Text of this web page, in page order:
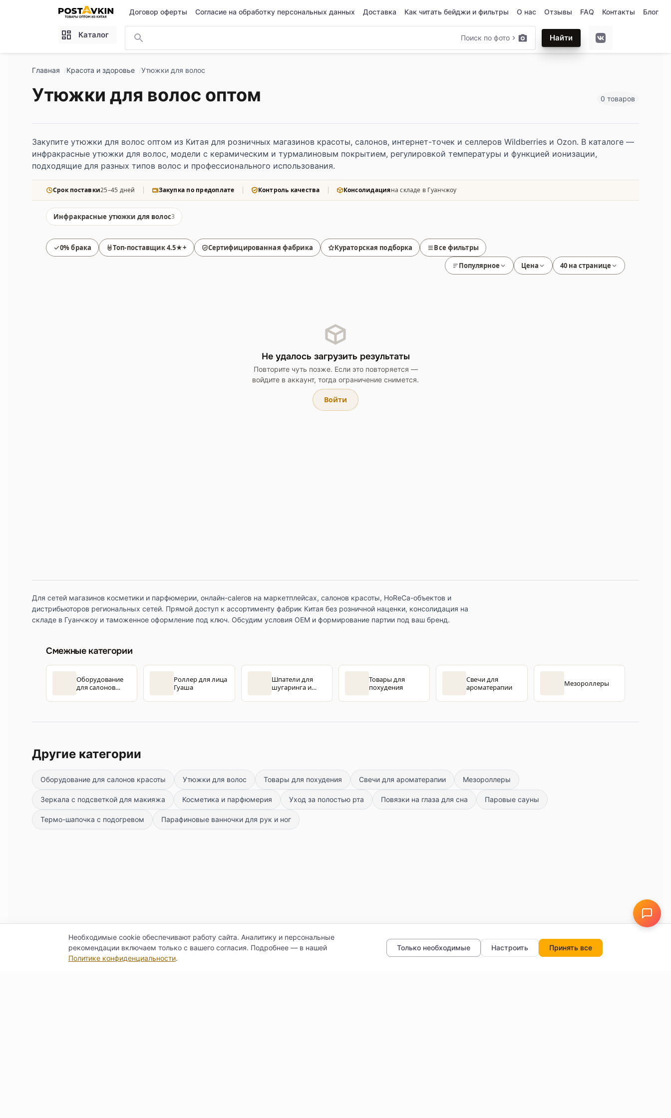
Перейти к основному содержимому
Договор оферты Согласие на обработку персональных данных Доставка Как читать бейджи и фильтры О нас Отзывы FAQ Контакты Блог
Каталог Поиск по фото Найти
Главная Красота и здоровье Утюжки для волос
Утюжки для волос оптом 0 товаров
Закупите утюжки для волос оптом из Китая для розничных магазинов красоты, салонов, интернет-точек и селлеров Wildberries и Ozon. В каталоге —
инфракрасные утюжки для волос, модели с керамическим и турмалиновым покрытием, регулировкой температуры и функцией ионизации,
подходящие для разных типов волос и профессионального использования.
Срок поставки25–45 дней Закупка по предоплате Контроль качества Консолидацияна складе в Гуанчжоу
Инфракрасные утюжки для волос3
0% брака Топ-поставщик 4.5★+ Сертифицированная фабрика Кураторская подборка
Все фильтры
Популярное
Цена 40 на странице
Не удалось загрузить результаты
Повторите чуть позже. Если это повторяется —
войдите в аккаунт, тогда ограничение снимется.
Войти
Для сетей магазинов косметики и парфюмерии, онлайн-сalerов на маркетплейсах, салонов красоты, HoReCa-объектов и
дистрибьюторов региональных сетей. Прямой доступ к ассортименту фабрик Китая без розничной наценки, консолидация на
складе в Гуанчжоу и таможенное оформление под ключ. Обсудим условия OEM и формирование партии под ваш бренд.
Смежные категории
Оборудование
для салонов
Роллер для лица
Гуаша
Шпатели для
шугаринга и
восковой
эпиляции
Товары для
похудения
Свечи для
ароматерапии
Мезороллеры
Другие категории
Оборудование для салонов красоты Утюжки для волос Товары для похудения Свечи для ароматерапии Мезороллеры
Зеркала с подсветкой для макияжа Косметика и парфюмерия Уход за полостью рта Повязки на глаза для сна Паровые сауны
Термо-шапочка с подогревом Парафиновые ванночки для рук и ног
Необходимые cookie обеспечивают работу сайта. Аналитику и персональные
рекомендации включаем только с вашего согласия. Подробнее — в нашей
Политике конфиденциальности.
Только необходимые Настроить Принять все